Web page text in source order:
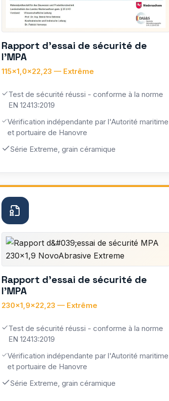
Rapport d'essai de sécurité de
l'MPA
115×1,0×22,23 — Extrême
Test de sécurité réussi - conforme à la norme
EN 12413:2019
Vérification indépendante par l'Autorité maritime
et portuaire de Hanovre
Série Extreme, grain céramique
Rapport d'essai de sécurité de
l'MPA
230×1,9×22,23 — Extrême
Test de sécurité réussi - conforme à la norme
EN 12413:2019
Vérification indépendante par l'Autorité maritime
et portuaire de Hanovre
Série Extreme, grain céramique